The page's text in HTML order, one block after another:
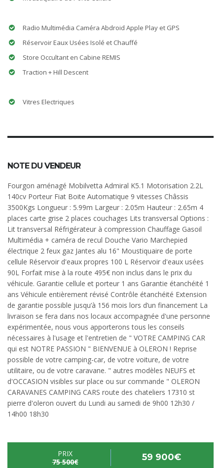
Radio Multimédia Caméra Abdroid Apple Play et GPS
Réservoir Eaux Usées Isolé et Chauffé
Store Occultant en Cabine REMIS
Traction + Hill Descent
Vitres Electriques
NOTE DU VENDEUR
Fourgon aménagé Mobilvetta Admiral K5.1 Motorisation 2.2L
140cv Porteur Fiat Boite Automatique 9 vitesses Châssis
3500Kgs Longueur : 5.99m Largeur : 2.05m Hauteur : 2.65m 4
places carte grise 2 places couchages Lits transversal Options :
Lit transversal Réfrigérateur à compression Chauffage Gasoil
Multimédia + caméra de recul Douche Vario Marchepied
électrique 2 feux gaz Jantes alu 16" Moustiquaire de porte
cellule Réservoir d'eaux propres 100 L Réservoir d'eaux usées
90L Forfait mise à la route 495€ non inclus dans le prix du
véhicule. Garantie cellule et porteur 1 ans Garantie étanchéité 1
ans Véhicule entièrement révisé Contrôle étanchéité Extension
de garantie possible jusqu’à 156 mois lors d’un financement La
livraison se fera dans nos locaux accompagnée d'une personne
expérimentée, nous vous apporterons tous les conseils
nécessaires à l'usage et l'entretien de " VOTRE CAMPING CAR
qui est NOTRE PASSION " BIENVENUE à OLERON ! Reprise
possible de votre camping-car, de votre voiture, de votre
utilitaire, ou de votre caravane. " autres modèles NEUFS et
d'OCCASION visibles sur place ou sur commande " OLERON
CARAVANES CAMPING CARS route des chateliers 17310 st
pierre d'oleron ouvert du Lundi au samedi de 9h00 12h30 /
14h00 18h30
PRIX
75 500€
59 900€